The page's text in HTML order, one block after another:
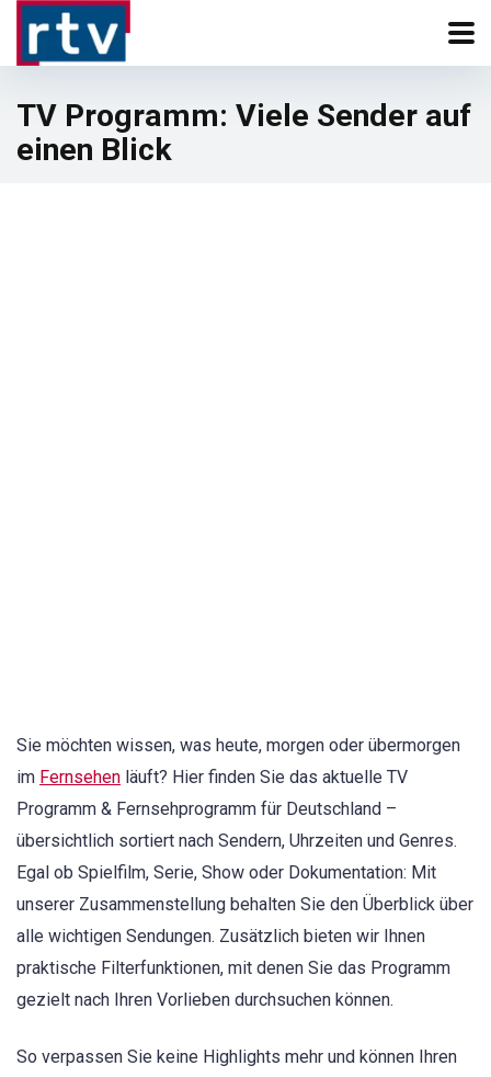
TV Programm: Viele Sender auf
einen Blick
Sie möchten wissen, was heute, morgen oder übermorgen
im Fernsehen läuft? Hier finden Sie das aktuelle TV
Programm & Fernsehprogramm für Deutschland –
übersichtlich sortiert nach Sendern, Uhrzeiten und Genres.
Egal ob Spielfilm, Serie, Show oder Dokumentation: Mit
unserer Zusammenstellung behalten Sie den Überblick über
alle wichtigen Sendungen. Zusätzlich bieten wir Ihnen
praktische Filterfunktionen, mit denen Sie das Programm
gezielt nach Ihren Vorlieben durchsuchen können.
So verpassen Sie keine Highlights mehr und können Ihren